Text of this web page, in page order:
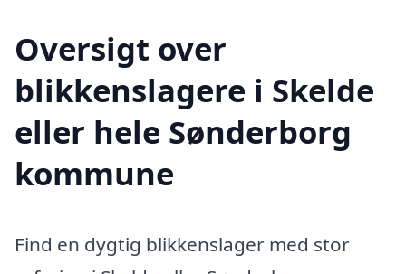
Oversigt over
blikkenslagere i Skelde
eller hele Sønderborg
kommune
Find en dygtig blikkenslager med stor